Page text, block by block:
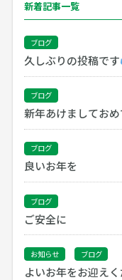
新着記事一覧
ブログ
久しぶりの投稿です
ブログ
新年あけましておめ
ブログ
良いお年を
ブログ
ご安全に
お知らせ ブログ
よいお年をお迎えく